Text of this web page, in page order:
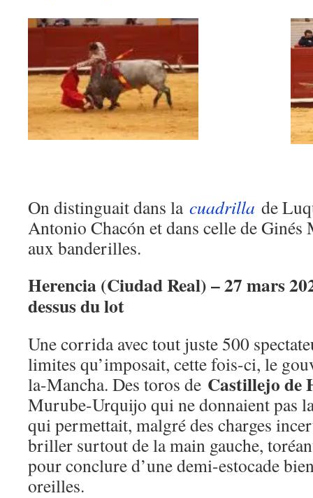
On distinguait dans la cuadrilla de
Antonio Chacón et dans celle de Ginés
aux banderilles.
Herencia (Ciudad Real) – 27 mars
dessus du lot
Une corrida avec tout juste 500
limites qu’imposait, cette fois-ci, le
la-Mancha. Des toros de Castillejo de
Murube-Urquijo qui ne donnaient pas
qui permettait, malgré des charges
briller surtout de la main gauche,
pour conclure d’une demi-estocade
oreilles.